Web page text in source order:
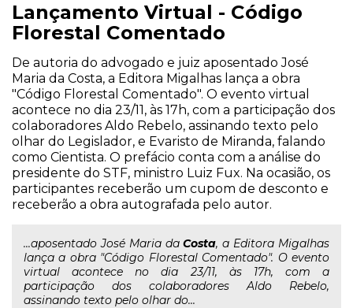
Lançamento Virtual - Código
Florestal Comentado
De autoria do advogado e juiz aposentado José
Maria da Costa, a Editora Migalhas lança a obra
"Código Florestal Comentado". O evento virtual
acontece no dia 23/11, às 17h, com a participação dos
colaboradores Aldo Rebelo, assinando texto pelo
olhar do Legislador, e Evaristo de Miranda, falando
como Cientista. O prefácio conta com a análise do
presidente do STF, ministro Luiz Fux. Na ocasião, os
participantes receberão um cupom de desconto e
receberão a obra autografada pelo autor.
...aposentado José Maria daCosta, a Editora Migalhas
lança a obra "Código Florestal Comentado". O evento
virtual acontece no dia 23/11, às 17h, com a
participação dos colaboradores Aldo Rebelo,
assinando texto pelo olhar do...